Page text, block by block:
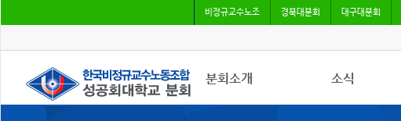
비정규교수노조 경북대분회 대구대분회
분회소개 소식